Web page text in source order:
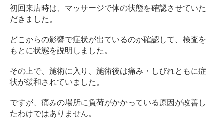
初回来店時は、マッサージで体の状態を確認させていた
だきました。
どこからの影響で症状が出ているのか確認して、検査を
もとに状態を説明しました。
その上で、施術に入り、施術後は痛み・しびれともに症
状が緩和されていました。
ですが、痛みの場所に負荷がかかっている原因が改善し
たわけではありません。